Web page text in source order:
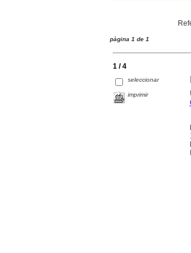
pàgina 1 de 1
1 / 4
seleccionar
imprimir